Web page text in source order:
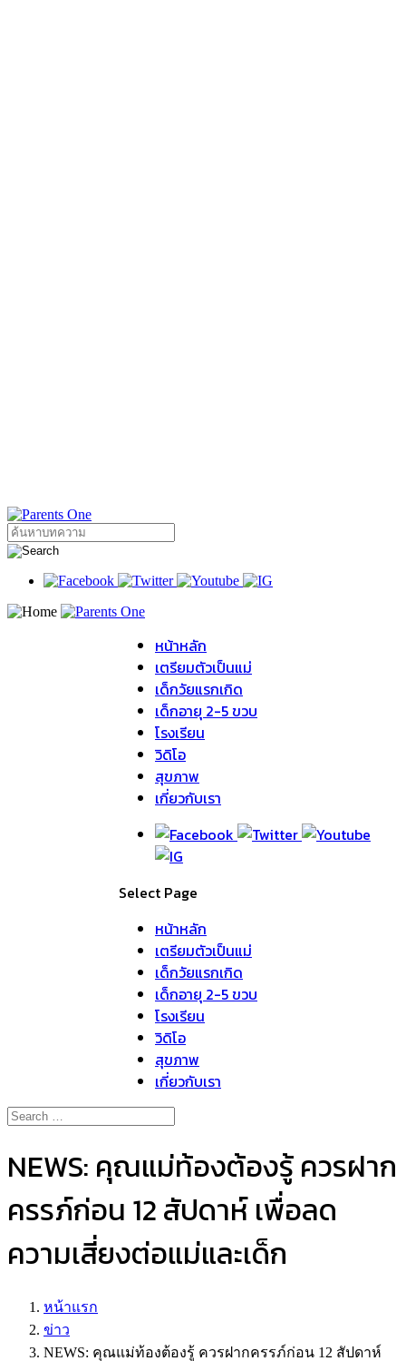
หน้าหลัก
เตรียมตัวเป็นแม่
เด็กวัยแรกเกิด
เด็กอายุ 2-5 ขวบ
โรงเรียน
วิดิโอ
สุขภาพ
เกี่ยวกับเรา
Select Page
หน้าหลัก
เตรียมตัวเป็นแม่
เด็กวัยแรกเกิด
เด็กอายุ 2-5 ขวบ
โรงเรียน
วิดิโอ
สุขภาพ
เกี่ยวกับเรา
NEWS: คุณแม่ท้องต้องรู้ ควรฝาก
ครรภ์ก่อน 12 สัปดาห์ เพื่อลด
ความเสี่ยงต่อแม่และเด็ก
หน้าแรก
ข่าว
NEWS: คุณแม่ท้องต้องรู้ ควรฝากครรภ์ก่อน 12 สัปดาห์